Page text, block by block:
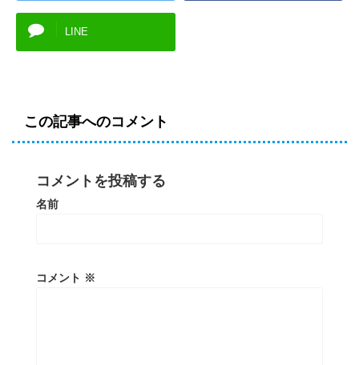
LINE
この記事へのコメント
コメントを投稿する
名前
コメント ※